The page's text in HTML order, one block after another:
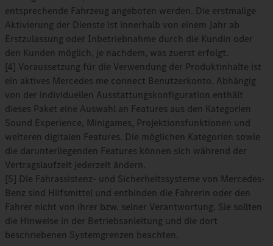
entsprechende Fahrzeug angeboten werden. Die erstmalige
Aktivierung der Dienste ist innerhalb von einem Jahr ab
Erstzulassung oder Inbetriebnahme durch die Kundin oder
den Kunden möglich, je nachdem, was zuerst erfolgt.
[4] Voraussetzung für die Verwendung der Produktinhalte ist
ein aktives Mercedes me connect Benutzerkonto. Abhängig
von der individuellen Ausstattungskonfiguration enthält
dieses Paket eine Auswahl an Features aus den Kategorien
Sound Experience, Minigames, Projektionsfunktionen und
weiteren digitalen Features. Die möglichen Kategorien sowie
die darunterliegenden Features können sich während der
Vertragslaufzeit jederzeit ändern.
[5] Die Fahrassistenz- und Sicherheitssysteme von Mercedes-
Benz sind Hilfsmittel und entbinden die Fahrerin oder den
Fahrer nicht von ihrer bzw. seiner Verantwortung. Sie sollten
die Hinweise in der Betriebsanleitung und die dort
beschriebenen Systemgrenzen beachten.